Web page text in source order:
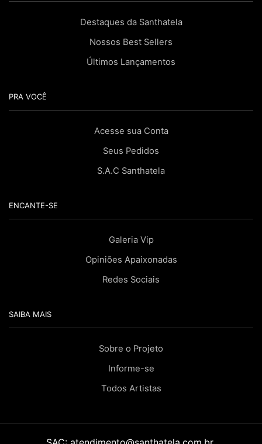
Destaques da Santhatela
Nossos Best Sellers
Últimos Lançamentos
PRA VOCÊ
Acesse sua Conta
Seus Pedidos
S.A.C Santhatela
ENCANTE-SE
Galeria Vip
Opiniões Apaixonadas
Redes Sociais
SAIBA MAIS
Sobre o Projeto
Informe-se
Todos Artistas